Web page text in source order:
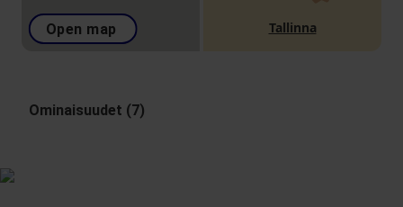
Open map Tallinna
Ominaisuudet (7)